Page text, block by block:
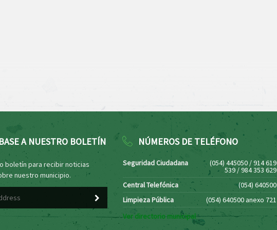
A NUESTRO BOLETÍN
boletín para recibir noticias
nuestro municipio.
NÚMEROS DE TELÉFONO
Seguridad Ciudadana (054) 445050 / 914 619
539 / 984 353 629
Central Telefónica
(054) 640500
Limpieza Pública
(054) 640500 anexo 721
Ver directorio municipal